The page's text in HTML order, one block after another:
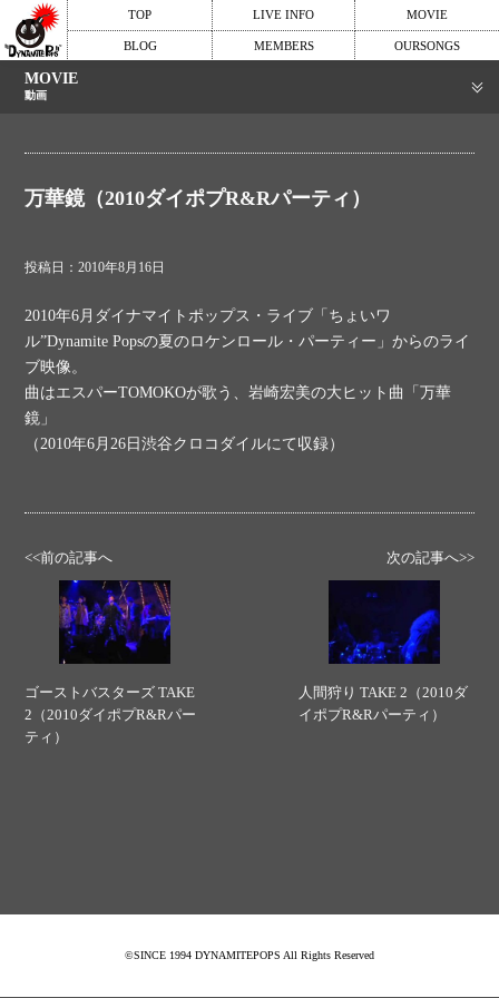
TOP LIVE INFO MOVIE
BLOG MEMBERS OURSONGS
MOVIE
動画
万華鏡（2010ダイポプR&Rパーティ）
投稿日：2010年8月16日
2010年6月ダイナマイトポップス・ライブ「ちょいワ
ル”Dynamite Popsの夏のロケンロール・パーティー」からのライ
ブ映像。
曲はエスパーTOMOKOが歌う、岩崎宏美の大ヒット曲「万華
鏡」
（2010年6月26日渋谷クロコダイルにて収録）
<<前の記事へ
ゴーストバスターズ TAKE
2（2010ダイポプR&Rパー
ティ）
次の記事へ>>
人間狩り TAKE 2（2010ダ
イポプR&Rパーティ）
©SINCE 1994 DYNAMITEPOPS All Rights Reserved